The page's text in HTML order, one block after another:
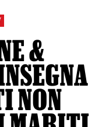
&
NON